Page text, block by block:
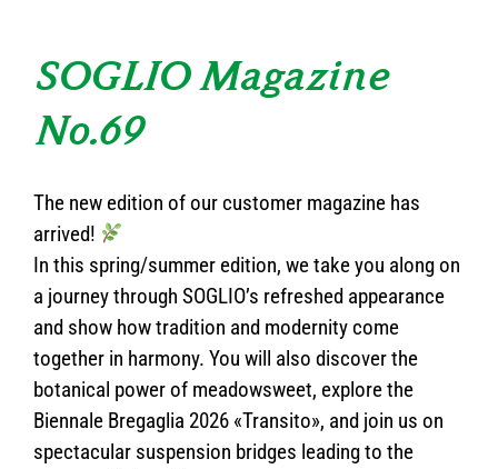
SOGLIO Magazine
No.69
The new edition of our customer magazine has
arrived!
In this spring/summer edition, we take you along on
a journey through SOGLIO’s refreshed appearance
and show how tradition and modernity come
together in harmony. You will also discover the
botanical power of meadowsweet, explore the
Biennale Bregaglia 2026 «Transito», and join us on
spectacular suspension bridges leading to the